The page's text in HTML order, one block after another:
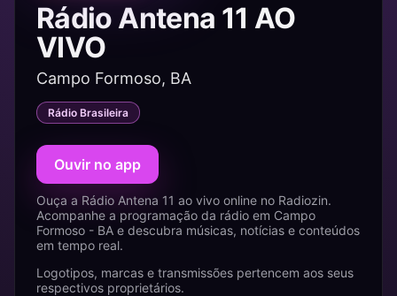
Rádio Antena 11 AO
VIVO
Campo Formoso, BA
Rádio Brasileira
Ouvir no app
Ouça a Rádio Antena 11 ao vivo online no Radiozin.
Acompanhe a programação da rádio em Campo
Formoso - BA e descubra músicas, notícias e conteúdos
em tempo real.
Logotipos, marcas e transmissões pertencem aos seus
respectivos proprietários.